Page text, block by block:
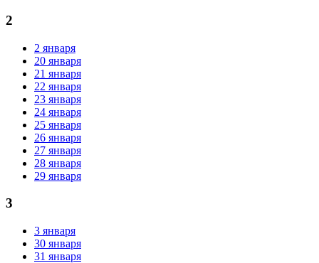
2
2 января
20 января
21 января
22 января
23 января
24 января
25 января
26 января
27 января
28 января
29 января
3
3 января
30 января
31 января